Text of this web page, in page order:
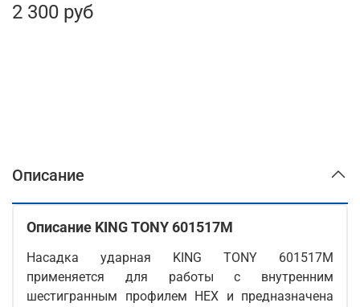
2 300 руб
Описание
Описание KING TONY 601517M
Насадка ударная KING TONY 601517M
применяется для работы с внутренним
шестигранным профилем HEX и предназначена